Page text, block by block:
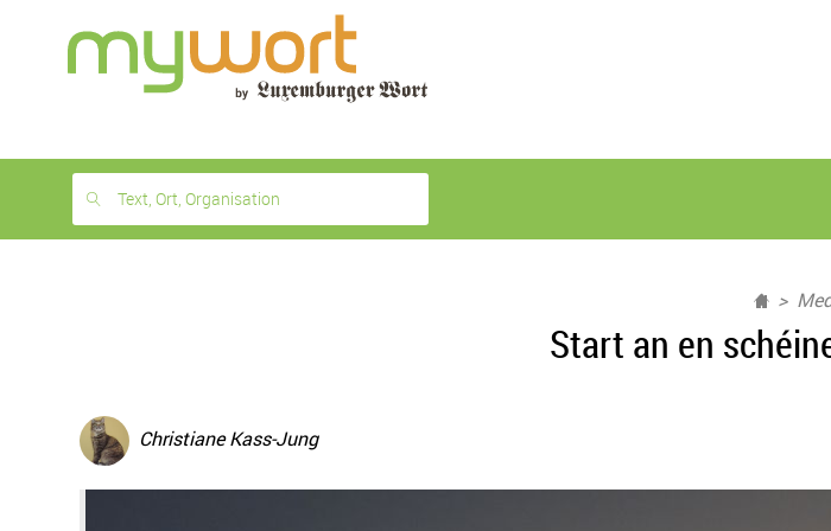
month
free
Text, Ort, Organisation
Start an en
Christiane Kass-Jung